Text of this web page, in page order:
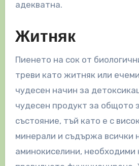
адекватна.
Житняк
Пиенето на сок от
треви като житняк или
чудесен начин за
чудесен продукт за общото
състояние, тъй като е с
минерали и съдържа всички
аминокиселини, необходими